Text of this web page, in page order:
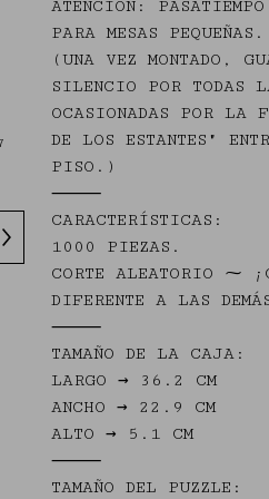
ATENCIÓN: PASATIEMPO
PARA MESAS PEQUEÑAS.
(UNA VEZ MONTADO,
SILENCIO POR TODAS
OCASIONADAS POR LA
DE LOS ESTANTES"
PISO.)
⸻
CARACTERÍSTICAS:
1000 PIEZAS.
CORTE ALEATORIO ⁓
DIFERENTE A LAS
⸻
TAMAÑO DE LA CAJA:
LARGO → 36.2 CM
ANCHO → 22.9 CM
ALTO → 5.1 CM
⸻
TAMAÑO DEL PUZZLE: